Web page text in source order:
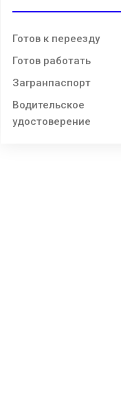
Готов к переезду
Готов работать
Загранпаспорт
Водительское
удостоверение